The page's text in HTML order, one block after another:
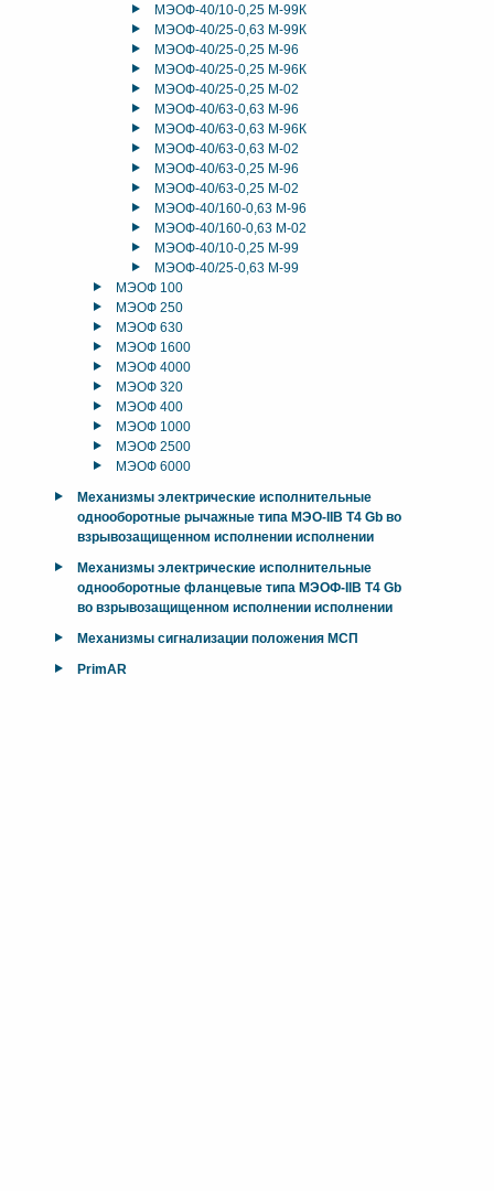
МЭОФ-40/10-0,25 М-99К
МЭОФ-40/25-0,63 М-99К
МЭОФ-40/25-0,25 М-96
МЭОФ-40/25-0,25 М-96К
МЭОФ-40/25-0,25 М-02
МЭОФ-40/63-0,63 М-96
МЭОФ-40/63-0,63 М-96К
МЭОФ-40/63-0,63 М-02
МЭОФ-40/63-0,25 М-96
МЭОФ-40/63-0,25 М-02
МЭОФ-40/160-0,63 М-96
МЭОФ-40/160-0,63 М-02
МЭОФ-40/10-0,25 М-99
МЭОФ-40/25-0,63 М-99
МЭОФ 100
МЭОФ 250
МЭОФ 630
МЭОФ 1600
МЭОФ 4000
МЭОФ 320
МЭОФ 400
МЭОФ 1000
МЭОФ 2500
МЭОФ 6000
Механизмы электрические исполнительные
однооборотные рычажные типа МЭО-IIB T4 Gb во
взрывозащищенном исполнении исполнении
Механизмы электрические исполнительные
однооборотные фланцевые типа МЭОФ-IIB T4 Gb
во взрывозащищенном исполнении исполнении
Механизмы сигнализации положения МСП
PrimAR